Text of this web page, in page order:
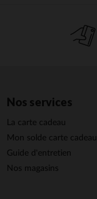
Nos services
La carte cadeau
Mon solde carte cadeau
Guide d'entretien
Nos magasins